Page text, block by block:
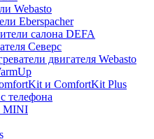
Webasto
Eberspacher
салона DEFA
Северс
двигателя Webasto
и ComfortKit Plus
телефона
MINI